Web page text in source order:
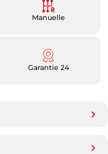
Manuelle
Garantie 24